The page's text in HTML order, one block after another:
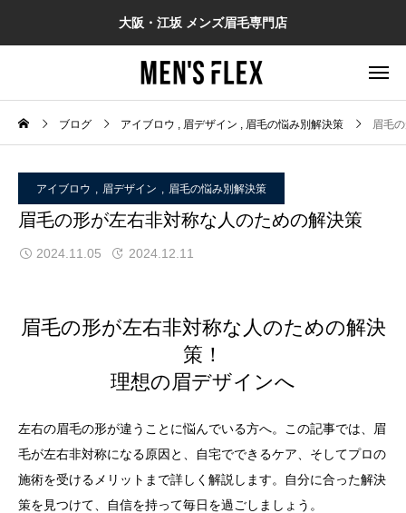
大阪・江坂 メンズ眉毛専門店
ブログ アイブロウ 眉デザイン 眉毛の悩み別解決策 眉毛
アイブロウ 眉デザイン 眉毛の悩み別解決策
眉毛の形が左右非対称な人のための解決策
2024.11.05 2024.12.11
眉毛の形が左右非対称な人のための解決
策！
理想の眉デザインへ
左右の眉毛の形が違うことに悩んでいる方へ。この記事では、眉
毛が左右非対称になる原因と、自宅でできるケア、そしてプロの
施術を受けるメリットまで詳しく解説します。自分に合った解決
策を見つけて、自信を持って毎日を過ごしましょう。